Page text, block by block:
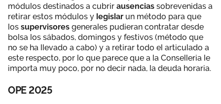
módulos destinados a cubrir ausencias sobrevenidas a
retirar estos módulos y legislar un método para que
los supervisores generales pudieran contratar desde
bolsa los sábados, domingos y festivos (método que
no se ha llevado a cabo) y a retirar todo el articulado a
este respecto, por lo que parece que a la Conselleria le
importa muy poco, por no decir nada, la deuda horaria.
OPE 2025